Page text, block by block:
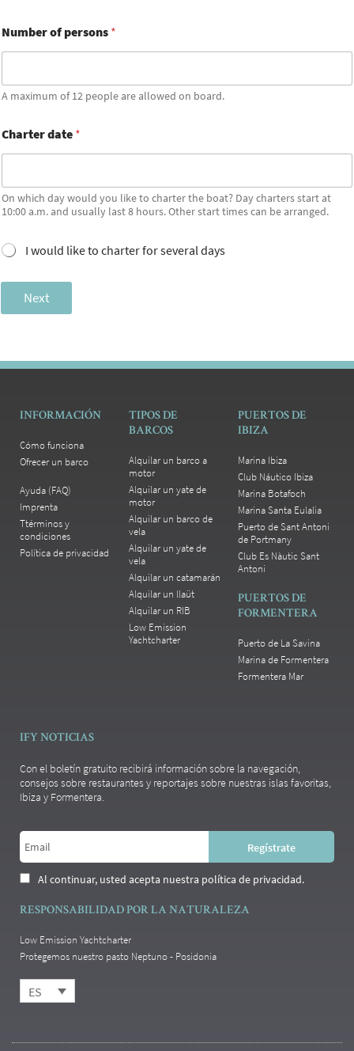
Number of persons *
A maximum of 12 people are allowed on board.
Charter date *
On which day would you like to charter the boat? Day charters start at
10:00 a.m. and usually last 8 hours. Other start times can be arranged.
I
o
l
k
I would like to charter for several days
Next
INFORMACIÓN
Cómo funciona
Ofrecer un barco
Ayuda (FAQ)
Imprenta
Ttérminos y
condiciones
Política de privacidad
TIPOS DE
BARCOS
Alquilar un barco a
motor
Alquilar un yate de
motor
Alquilar un barco de
vela
Alquilar un yate de
vela
Alquilar un catamarán
Alquilar un llaüt
Alquilar un RIB
Low Emission
Yachtcharter
PUERTOS DE
IBIZA
Marina Ibiza
Club Náutico Ibiza
Marina Botafoch
Marina Santa Eulalia
Puerto de Sant Antoni
de Portmany
Club Es Nàutic Sant
Antoni
PUERTOS DE
FORMENTERA
Puerto de La Savina
Marina de Formentera
Formentera Mar
IFY NOTICIAS
Con el boletín gratuito recibirá información sobre la navegación,
consejos sobre restaurantes y reportajes sobre nuestras islas favoritas,
Ibiza y Formentera.
Al continuar, usted acepta nuestra política de privacidad.
RESPONSABILIDAD POR LA NATURALEZA
Low Emission Yachtcharter
Protegemos nuestro pasto Neptuno - Posidonia
ES